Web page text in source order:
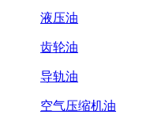
液压油
齿轮油
导轨油
空气压缩机油